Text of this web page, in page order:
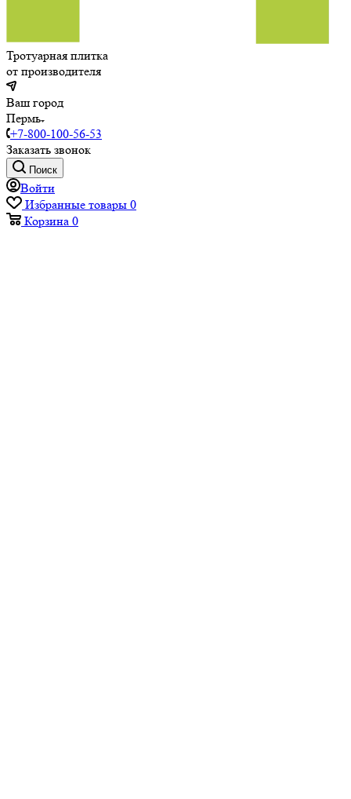
Тротуарная плитка
от производителя
Ваш город
Пермь
+7-800-100-56-53
Заказать звонок
Поиск
Войти
Избранные товары 0
Корзина 0